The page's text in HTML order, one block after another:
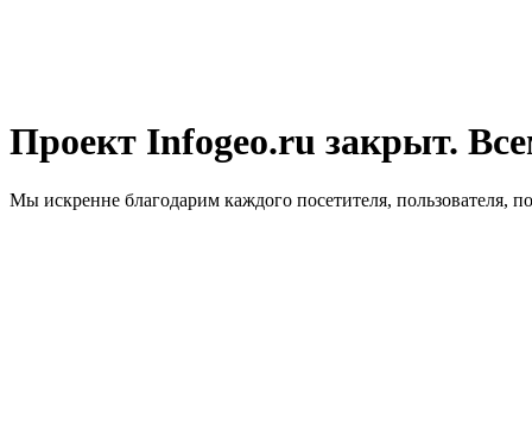
Проект Infogeo.ru закрыт.
Мы искренне благодарим каждого посетителя, пользователя,